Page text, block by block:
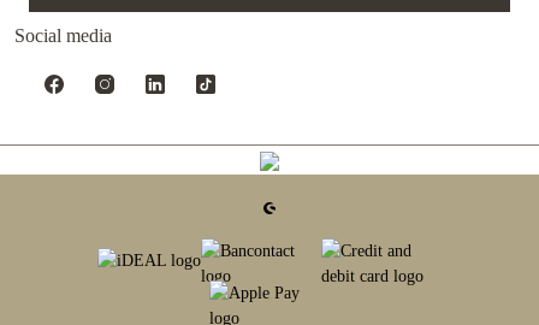
Social media